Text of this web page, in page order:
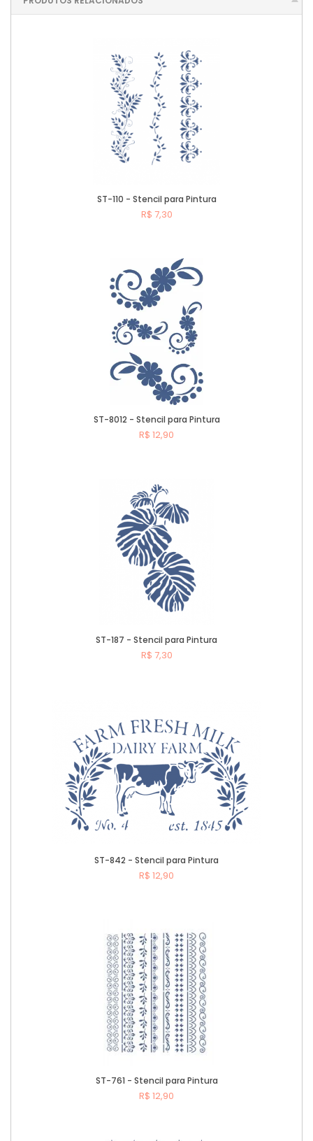
ST-110 - Stencil para Pintura
R$ 7,30
ST-8012 - Stencil para Pintura
R$ 12,90
ST-187 - Stencil para Pintura
R$ 7,30
ST-842 - Stencil para Pintura
R$ 12,90
ST-761 - Stencil para Pintura
R$ 12,90